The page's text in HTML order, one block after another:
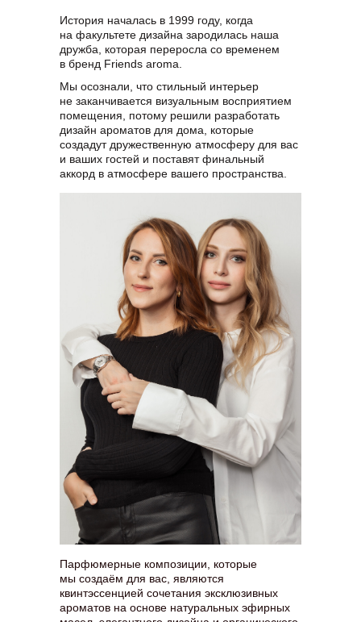
История началась в 1999 году, когда
на факультете дизайна зародилась наша
дружба, которая переросла со временем
в бренд Friends aromа.
Мы осознали, что стильный интерьер
не заканчивается визуальным восприятием
помещения, потому решили разработать
дизайн ароматов для дома, которые
создадут дружественную атмосферу для вас
и ваших гостей и поставят финальный
аккорд в атмосфере вашего пространства.
Парфюмерные композиции, которые
мы создаём для вас, являются
квинтэссенцией сочетания эксклюзивных
ароматов на основе натуральных эфирных